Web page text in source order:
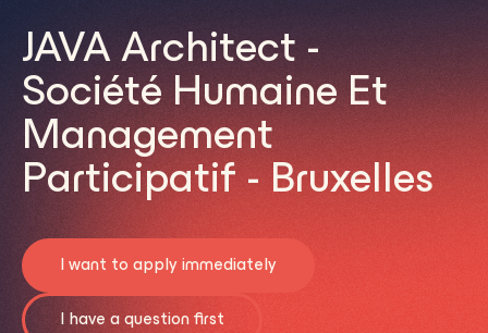
JAVA Architect -
Société Humaine Et
Management
Participatif - Bruxelles
I want to apply immediately
I have a question first